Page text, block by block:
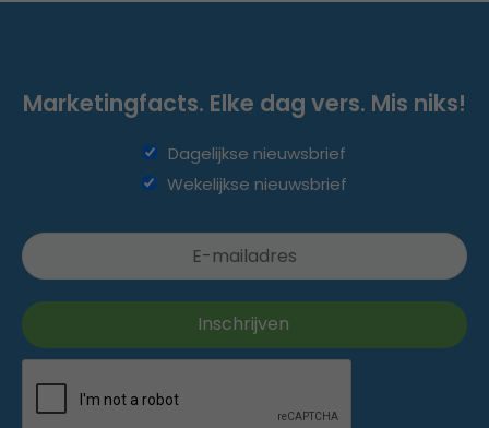
Marketingfacts. Elke dag vers. Mis niks!
Dagelijkse nieuwsbrief
Wekelijkse nieuwsbrief